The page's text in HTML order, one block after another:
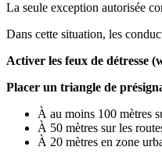
La seule exception autorisée
Dans cette situation, les
Activer les feux de détresse
Placer un triangle de
À au moins 100 mètres
À 50 mètres sur les
À 20 mètres en zone